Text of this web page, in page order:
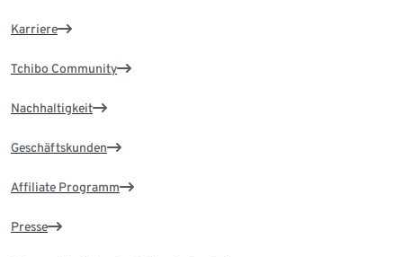
Karriere
Tchibo Community
Nachhaltigkeit
Geschäftskunden
Affiliate Programm
Presse